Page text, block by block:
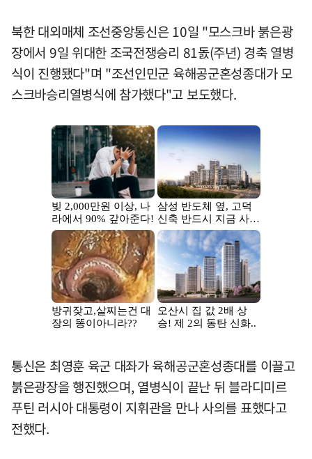
북한 대외매체 조선중앙통신은 10일 "모스크바 붉은광
장에서 9일 위대한 조국전쟁승리 81돐(주년) 경축 열병
식이 진행됐다"며 "조선인민군 육해공군혼성종대가 모
스크바승리열병식에 참가했다"고 보도했다.
통신은 최영훈 육군 대좌가 육해공군혼성종대를 이끌고
붉은광장을 행진했으며, 열병식이 끝난 뒤 블라디미르
푸틴 러시아 대통령이 지휘관을 만나 사의를 표했다고
전했다.